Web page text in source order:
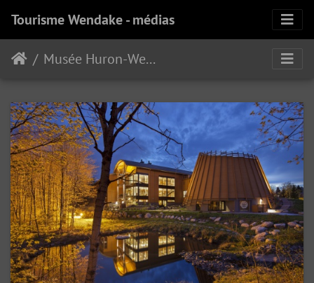
Tourisme Wendake - médias
Musée Huron-Wendat